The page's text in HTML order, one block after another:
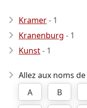
Kramer- 1
Kranenburg - 1
Kunst- 1
Allez aux noms
A
B